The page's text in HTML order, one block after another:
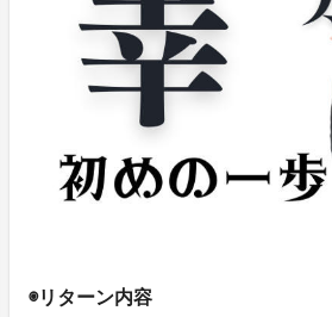
◉リターン内容